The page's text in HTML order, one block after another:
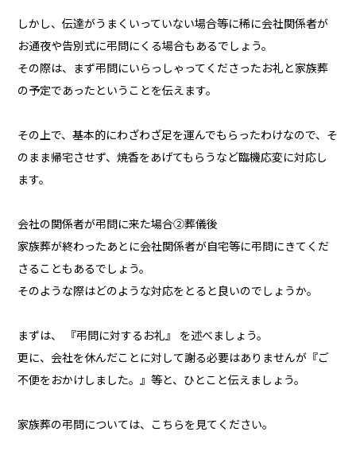
しかし、伝達がうまくいっていない場合等に稀に会社関係者が
お通夜や告別式に弔問にくる場合もあるでしょう。
その際は、まず弔問にいらっしゃってくださったお礼と家族葬
の予定であったということを伝えます。
その上で、基本的にわざわざ足を運んでもらったわけなので、そ
のまま帰宅させず、焼香をあげてもらうなど臨機応変に対応し
ます。
会社の関係者が弔問に来た場合②葬儀後
家族葬が終わったあとに会社関係者が自宅等に弔問にきてくだ
さることもあるでしょう。
そのような際はどのような対応をとると良いのでしょうか。
まずは、 『弔問に対するお礼』 を述べましょう。
更に、会社を休んだことに対して謝る必要はありませんが『ご
不便をおかけしました。』等と、ひとこと伝えましょう。
家族葬の弔問については、こちらを見てください。